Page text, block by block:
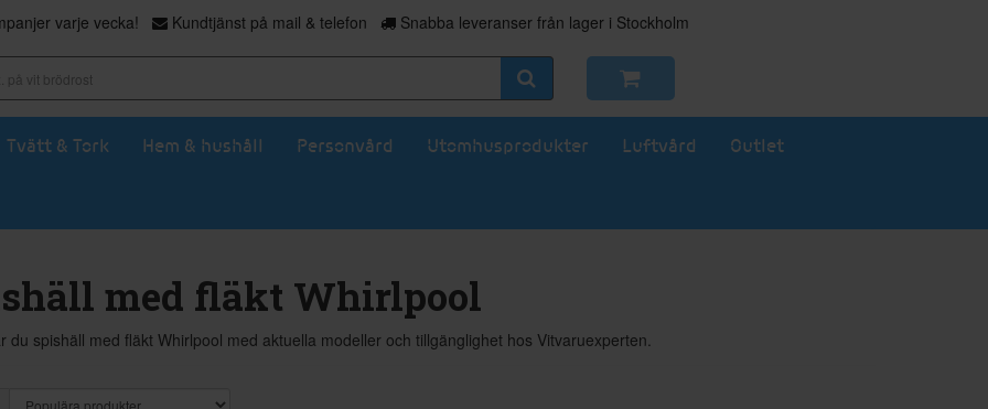
varje vecka! Kundtjänst på mail & telefon Snabba leveranser från lager i Stockholm
Tvätt & Tork Hem & hushåll Personvård Utomhusprodukter Luftvård Outlet
med fläkt Whirlpool
du spishäll med fläkt Whirlpool med aktuella modeller och tillgänglighet hos Vitvaruexperten.